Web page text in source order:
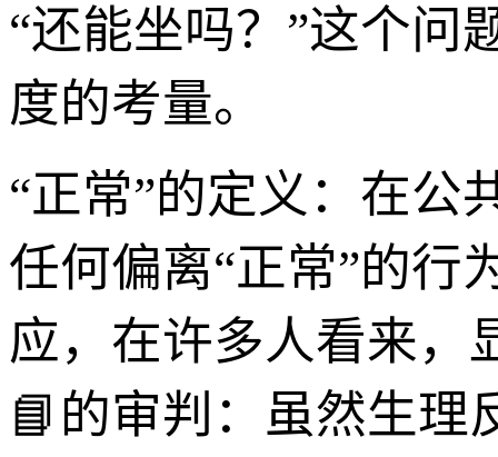
“还能坐吗？”这个问
度的考量。
“正常”的定义：在公
任何偏离“正常”的行
应，在许多人看来，
📘的审判：虽然生理